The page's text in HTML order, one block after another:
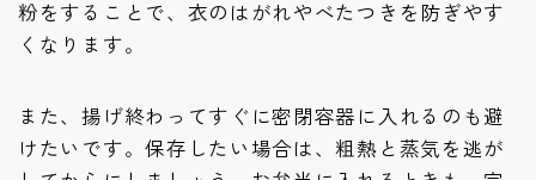
粉をすることで、衣のはがれやべたつきを防ぎやす
くなります。
また、揚げ終わってすぐに密閉容器に入れるのも避
けたいです。保存したい場合は、粗熱と蒸気を逃が